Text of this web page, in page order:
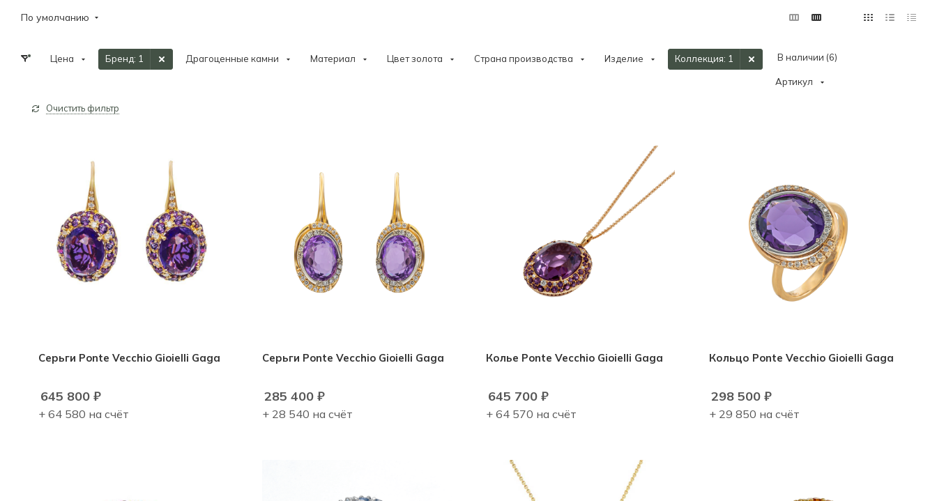
По умолчанию
Цена Бренд: 1 Драгоценные камни Материал Цвет золота Страна производства Изделие Коллекция: 1 В наличии (6)
Артикул
Очистить фильтр
Серьги Ponte Vecchio Gioielli Gaga
645 800 ₽
+ 64 580 на счёт
Серьги Ponte Vecchio Gioielli Gaga
285 400₽
+ 28 540 на счёт
Колье Ponte Vecchio Gioielli Gaga
645 700₽
+ 64 570 на счёт
Кольцо Ponte Vecchio Gioielli Gaga
298 500 ₽
+ 29 850 на счёт